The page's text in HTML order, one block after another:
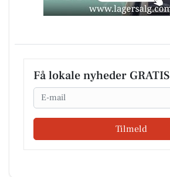
Få lokale nyheder GRATIS
Email
Tilmeld